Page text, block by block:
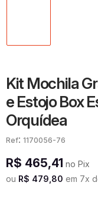
Kit Mochila
e Estojo Box
Orquídea
: 1170056-76
R$ 465,41 no Pix
ou R$ 479 80 em 7x